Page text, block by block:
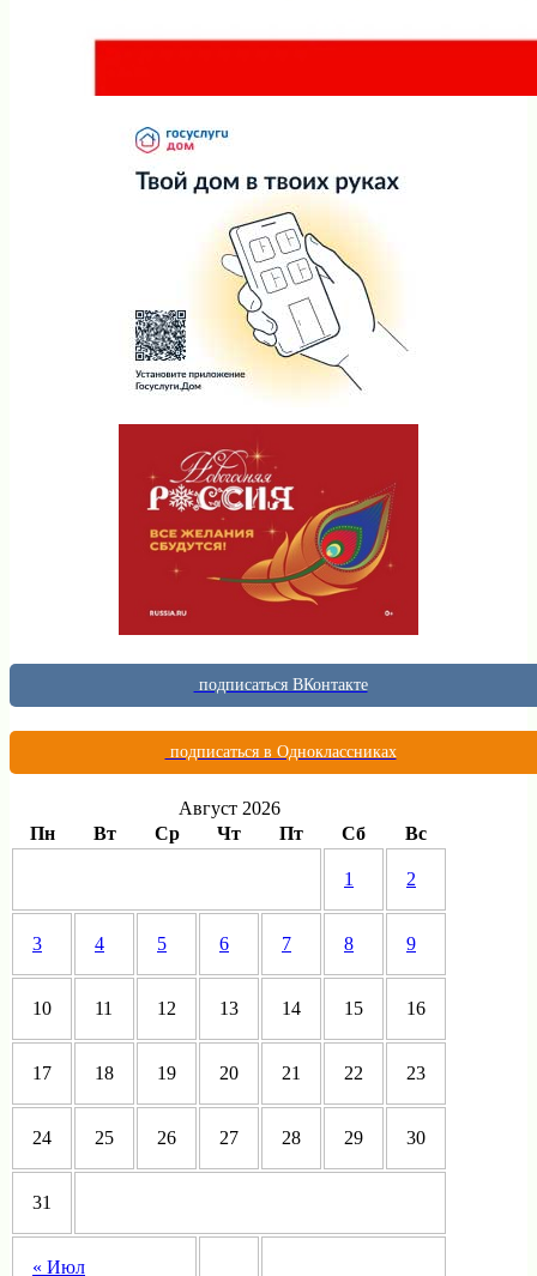
подписаться ВКонтакте
подписаться в Одноклассниках
Август 2026
Пн
Вт Ср Чт Пт Сб Вс
« Июл
1 2
3 4 5 6 7 8 9
10 11 12 13 14 15 16
17 18 19 20 21 22 23
24 25 26 27 28 29 30
31